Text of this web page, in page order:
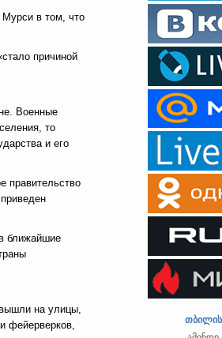
Мурси в том, что
причиной
Военные
то
и его
правительство
ближайшие
вышли на улицы,
фейерверков,